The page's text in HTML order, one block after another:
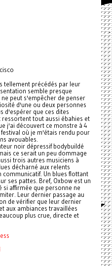
tellement précédés par leur
semble presque
peut s'empêcher de penser
d'une ou deux personnes
d'espérer que ces dites
tout aussi ébahies et
j'ai découvert ce monstre à 4
où je m'étais rendu pour
avouables.
noir dépressif bodybuildé
ce serait un peu dommage
trois autres musiciens à
décharné aux relents
Un blues flottant
ses pattes. Bref, Oxbow est un
si affirmée que personne ne
Leur dernier passage au
de vérifier que leur dernier
aux ambiances travaillées
plus crue, directe et